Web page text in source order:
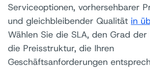
Serviceoptionen, vorhersehbarer
und gleichbleibender Qualität in
Wählen Sie die SLA, den Grad der
die Preisstruktur, die Ihren
Geschäftsanforderungen